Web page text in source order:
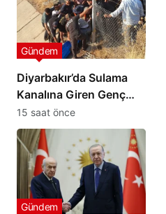
Diyarbakır’da Sulama
Kanalına Giren Genç
Hayatını Kaybetti
Gündem
15 saat önce
Gündem